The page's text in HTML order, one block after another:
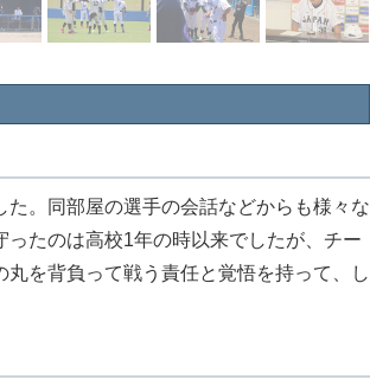
た。同部屋の選手の会話などからも様々な
たのは高校1年の時以来でしたが、チー
を背負って戦う責任と覚悟を持って、し